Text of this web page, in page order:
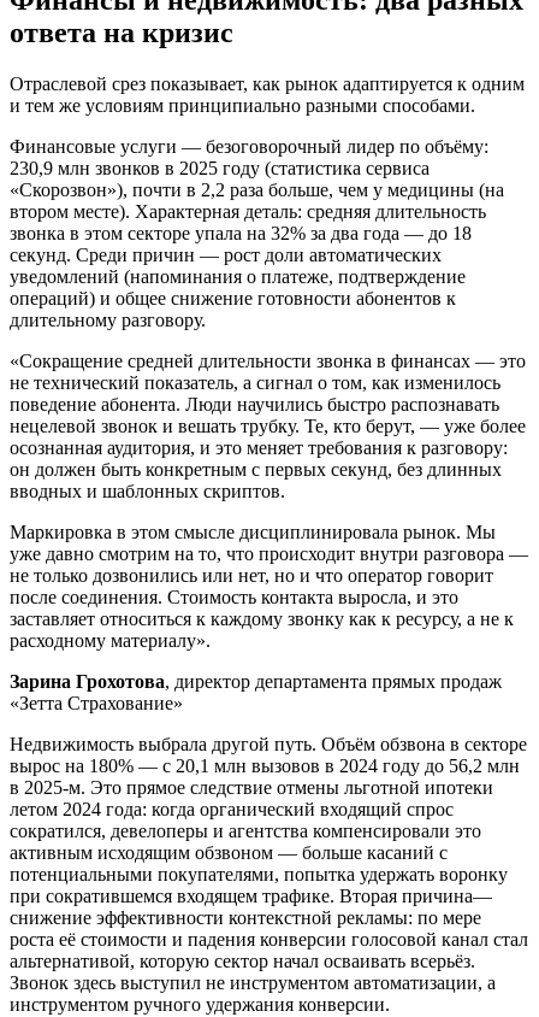
ответа на кризис
Отраслевой срез показывает, как рынок адаптируется к одним
и тем же условиям принципиально разными способами.
Финансовые услуги — безоговорочный лидер по объёму:
230,9 млн звонков в 2025 году (статистика сервиса
«Скорозвон»), почти в 2,2 раза больше, чем у медицины (на
втором месте). Характерная деталь: средняя длительность
звонка в этом секторе упала на 32% за два года — до 18
секунд. Среди причин — рост доли автоматических
уведомлений (напоминания о платеже, подтверждение
операций) и общее снижение готовности абонентов к
длительному разговору.
«Сокращение средней длительности звонка в финансах — это
не технический показатель, а сигнал о том, как изменилось
поведение абонента. Люди научились быстро распознавать
нецелевой звонок и вешать трубку. Те, кто берут, — уже более
осознанная аудитория, и это меняет требования к разговору:
он должен быть конкретным с первых секунд, без длинных
вводных и шаблонных скриптов.
Маркировка в этом смысле дисциплинировала рынок. Мы
уже давно смотрим на то, что происходит внутри разговора —
не только дозвонились или нет, но и что оператор говорит
после соединения. Стоимость контакта выросла, и это
заставляет относиться к каждому звонку как к ресурсу, а не к
расходному материалу».
Зарина Грохотова, директор департамента прямых продаж
«Зетта Страхование»
Недвижимость выбрала другой путь. Объём обзвона в секторе
вырос на 180% — с 20,1 млн вызовов в 2024 году до 56,2 млн
в 2025-м. Это прямое следствие отмены льготной ипотеки
летом 2024 года: когда органический входящий спрос
сократился, девелоперы и агентства компенсировали это
активным исходящим обзвоном — больше касаний с
потенциальными покупателями, попытка удержать воронку
при сократившемся входящем трафике. Вторая причина—
снижение эффективности контекстной рекламы: по мере
роста её стоимости и падения конверсии голосовой канал стал
альтернативой, которую сектор начал осваивать всерьёз.
Звонок здесь выступил не инструментом автоматизации, а
инструментом ручного удержания конверсии.